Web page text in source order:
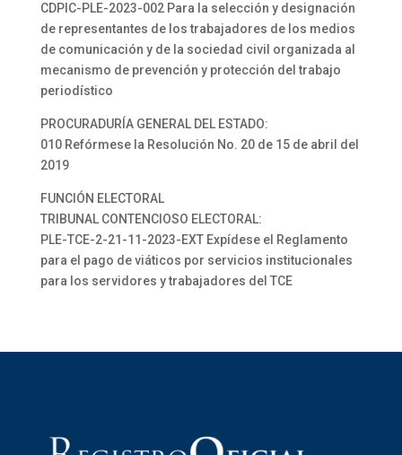
CDPIC-PLE-2023-002 Para la selección y designación
de representantes de los trabajadores de los medios
de comunicación y de la sociedad civil organizada al
mecanismo de prevención y protección del trabajo
periodístico
PROCURADURÍA GENERAL DEL ESTADO:
010 Refórmese la Resolución No. 20 de 15 de abril del
2019
FUNCIÓN ELECTORAL
TRIBUNAL CONTENCIOSO ELECTORAL:
PLE-TCE-2-21-11-2023-EXT Expídese el Reglamento
para el pago de viáticos por servicios institucionales
para los servidores y trabajadores del TCE